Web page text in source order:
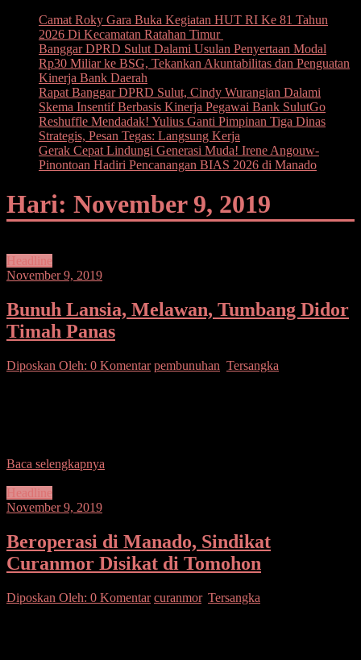
Camat Roky Gara Buka Kegiatan HUT RI Ke 81 Tahun
2026 Di Kecamatan Ratahan Timur
Banggar DPRD Sulut Dalami Usulan Penyertaan Modal
Rp30 Miliar ke BSG, Tekankan Akuntabilitas dan Penguatan
Kinerja Bank Daerah
Rapat Banggar DPRD Sulut, Cindy Wurangian Dalami
Skema Insentif Berbasis Kinerja Pegawai Bank SulutGo
Reshuffle Mendadak! Yulius Ganti Pimpinan Tiga Dinas
Strategis, Pesan Tegas: Langsung Kerja
Gerak Cepat Lindungi Generasi Muda! Irene Angouw-
Pinontoan Hadiri Pencanangan BIAS 2026 di Manado
Hari: November 9, 2019
Headline
November 9, 2019
Bunuh Lansia, Melawan, Tumbang Didor
Timah Panas
Diposkan Oleh: 0 Komentar pembunuhan Tersangka
Baca selengkapnya
Headline
November 9, 2019
Beroperasi di Manado, Sindikat
Curanmor Disikat di Tomohon
Diposkan Oleh: 0 Komentar curanmor, Tersangka